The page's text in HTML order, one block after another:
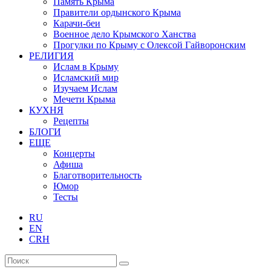
Правители ордынского Крыма
Карачи-беи
Военное дело Крымского Ханства
Прогулки по Крыму с Олексой Гайворонским
РЕЛИГИЯ
Ислам в Крыму
Исламский мир
Изучаем Ислам
Мечети Крыма
КУХНЯ
Рецепты
БЛОГИ
ЕЩЕ
Концерты
Афиша
Благотворительность
Юмор
Тесты
RU
EN
CRH